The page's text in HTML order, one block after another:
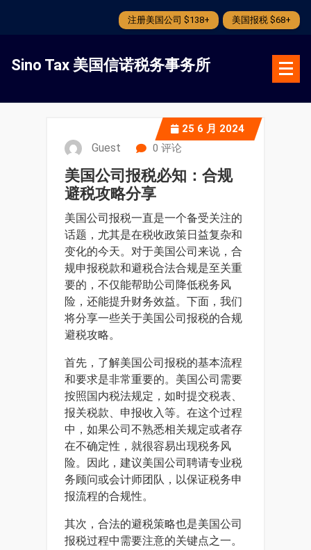
注册美国公司 $138+ 美国报税 $68+
Sino Tax 美国信诺税务事务所
25 6 月 2024
Guest 0 评论
美国公司报税必知：合规
避税攻略分享
美国公司报税一直是一个备受关注的
话题，尤其是在税收政策日益复杂和
变化的今天。对于美国公司来说，合
规申报税款和避税合法合规是至关重
要的，不仅能帮助公司降低税务风
险，还能提升财务效益。下面，我们
将分享一些关于美国公司报税的合规
避税攻略。
首先，了解美国公司报税的基本流程
和要求是非常重要的。美国公司需要
按照国内税法规定，如时提交税表、
报关税款、申报收入等。在这个过程
中，如果公司不熟悉相关规定或者存
在不确定性，就很容易出现税务风
险。因此，建议美国公司聘请专业税
务顾问或会计师团队，以保证税务申
报流程的合规性。
其次，合法的避税策略也是美国公司
报税过程中需要注意的关键点之一。